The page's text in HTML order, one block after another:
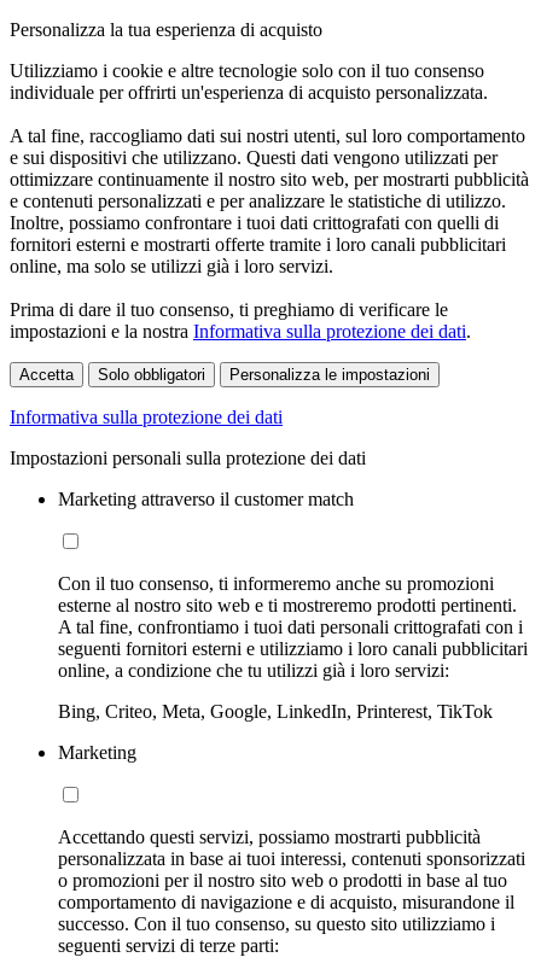
Personalizza la tua esperienza di acquisto
Utilizziamo i cookie e altre tecnologie solo con il tuo consenso
individuale per offrirti un'esperienza di acquisto personalizzata.
A tal fine, raccogliamo dati sui nostri utenti, sul loro comportamento
e sui dispositivi che utilizzano. Questi dati vengono utilizzati per
ottimizzare continuamente il nostro sito web, per mostrarti pubblicità
e contenuti personalizzati e per analizzare le statistiche di utilizzo.
Inoltre, possiamo confrontare i tuoi dati crittografati con quelli di
fornitori esterni e mostrarti offerte tramite i loro canali pubblicitari
online, ma solo se utilizzi già i loro servizi.
Prima di dare il tuo consenso, ti preghiamo di verificare le
impostazioni e la nostra Informativa sulla protezione dei dati.
Accetta Solo obbligatori Personalizza le impostazioni
Informativa sulla protezione dei dati
Impostazioni personali sulla protezione dei dati
Marketing attraverso il customer match
Con il tuo consenso, ti informeremo anche su promozioni
esterne al nostro sito web e ti mostreremo prodotti pertinenti.
A tal fine, confrontiamo i tuoi dati personali crittografati con i
seguenti fornitori esterni e utilizziamo i loro canali pubblicitari
online, a condizione che tu utilizzi già i loro servizi:
Bing, Criteo, Meta, Google, LinkedIn, Printerest, TikTok
Marketing
Accettando questi servizi, possiamo mostrarti pubblicità
personalizzata in base ai tuoi interessi, contenuti sponsorizzati
o promozioni per il nostro sito web o prodotti in base al tuo
comportamento di navigazione e di acquisto, misurandone il
successo. Con il tuo consenso, su questo sito utilizziamo i
seguenti servizi di terze parti: